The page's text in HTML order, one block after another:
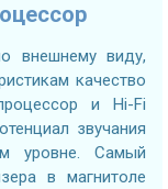
внешнему виду,
качество
и Hi-Fi
звучания
уровне. Самый
в магнитоле